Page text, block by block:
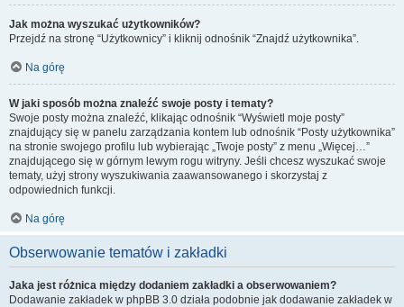
Jak można wyszukać użytkowników?
Przejdź na stronę “Użytkownicy” i kliknij odnośnik “Znajdź użytkownika”.
Na górę
W jaki sposób można znaleźć swoje posty i tematy?
Swoje posty można znaleźć, klikając odnośnik “Wyświetl moje posty”
znajdujący się w panelu zarządzania kontem lub odnośnik “Posty użytkownika”
na stronie swojego profilu lub wybierając „Twoje posty” z menu „Więcej…”
znajdującego się w górnym lewym rogu witryny. Jeśli chcesz wyszukać swoje
tematy, użyj strony wyszukiwania zaawansowanego i skorzystaj z
odpowiednich funkcji.
Na górę
Obserwowanie tematów i zakładki
Jaka jest różnica między dodaniem zakładki a obserwowaniem?
Dodawanie zakładek w phpBB 3.0 działa podobnie jak dodawanie zakładek w